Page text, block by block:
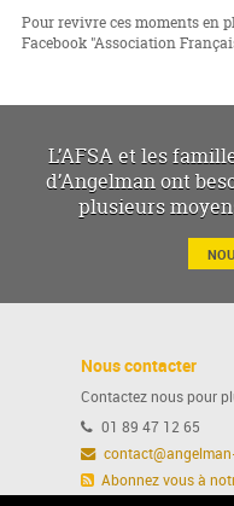
Pour revivre ces moments en
Facebook "Association
L’AFSA et les
d’Angelman ont
plusieurs
Nous contacter
Contactez nous pour
01 89 47 12 65
Abonnez vous à